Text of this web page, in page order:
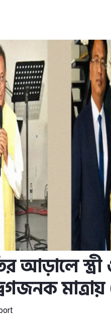
আড়ালে স্ত্রী